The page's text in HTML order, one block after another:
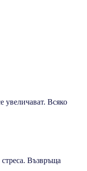
увеличават. Всяко
Възвръща